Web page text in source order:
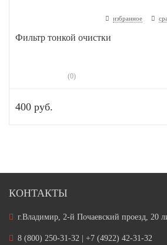
избранное
Фильтр тонкой очистки
(0)
400 руб.
КОНТАКТЫ
г.Владимир, 2-й Почаевский проезд, 20
8 (800) 250-31-32 | +7 (4922) 42-31-32